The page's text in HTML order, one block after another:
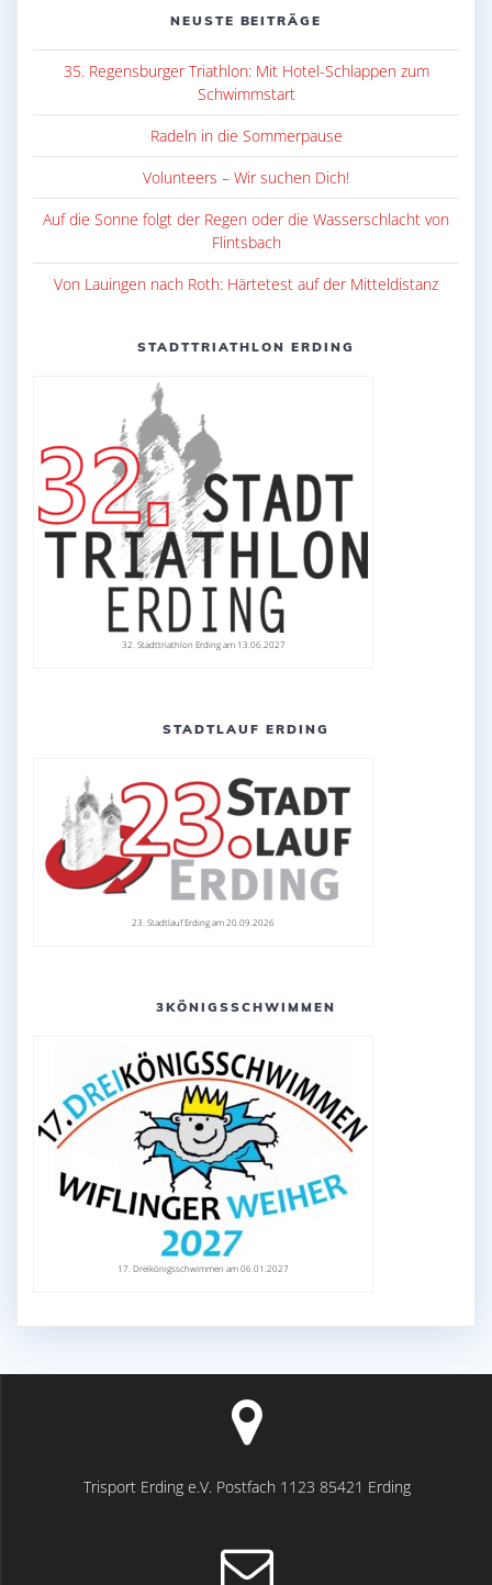
NEUSTE BEITRÄGE
35. Regensburger Triathlon: Mit Hotel-Schlappen zum
Schwimmstart
Radeln in die Sommerpause
Volunteers – Wir suchen Dich!
Auf die Sonne folgt der Regen oder die Wasserschlacht von
Flintsbach
Von Lauingen nach Roth: Härtetest auf der Mitteldistanz
STADTTRIATHLON ERDING
32. Stadttriathlon Erding am 13.06.2027
STADTLAUF ERDING
23. Stadtlauf Erding am 20.09.2026
3KÖNIGSSCHWIMMEN
17. Dreikönigsschwimmen am 06.01.2027
Trisport Erding e.V. Postfach 1123 85421 Erding